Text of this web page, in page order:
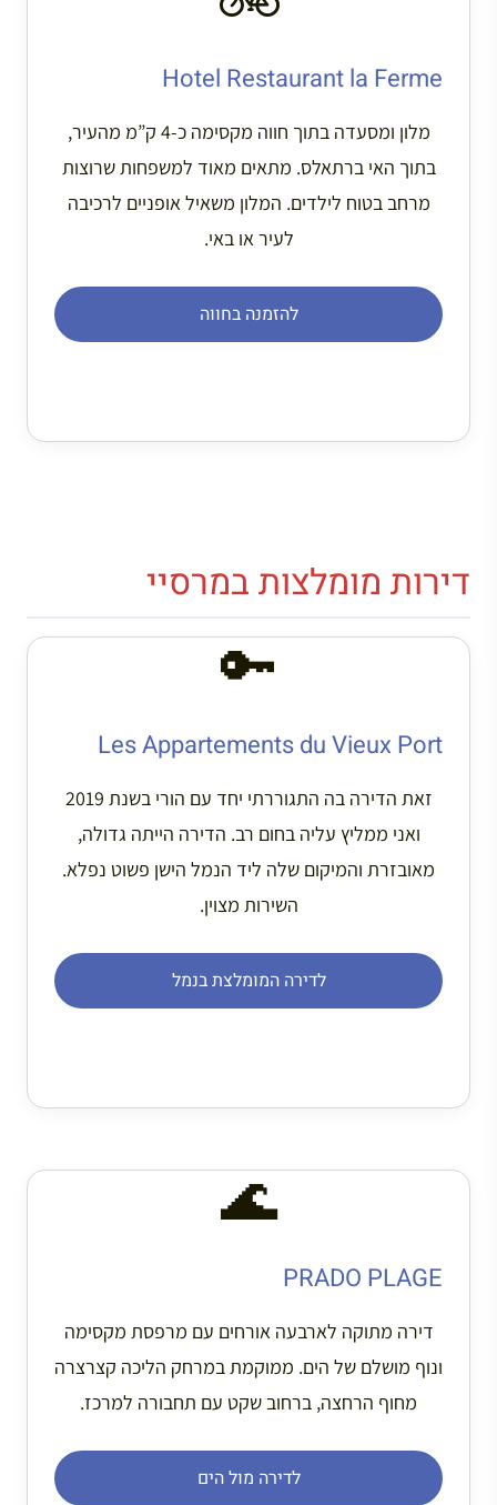
Hotel Restaurant la Ferme
מלון ומסעדה בתוך חווה מקסימה כ-4 ק”מ מהעיר,
בתוך האי ברתאלס. מתאים מאוד למשפחות שרוצות
מרחב בטוח לילדים. המלון משאיל אופניים לרכיבה
לעיר או באי.
להזמנה בחווה
דירות מומלצות במרסיי
🔑
Les Appartements du Vieux Port
זאת הדירה בה התגוררתי יחד עם הורי בשנת 2019
ואני ממליץ עליה בחום רב. הדירה הייתה גדולה,
מאובזרת והמיקום שלה ליד הנמל הישן פשוט נפלא.
השירות מצוין.
לדירה המומלצת בנמל
🌊
PRADO PLAGE
דירה מתוקה לארבעה אורחים עם מרפסת מקסימה
ונוף מושלם של הים. ממוקמת במרחק הליכה קצרצרה
מחוף הרחצה, ברחוב שקט עם תחבורה למרכז.
לדירה מול הים